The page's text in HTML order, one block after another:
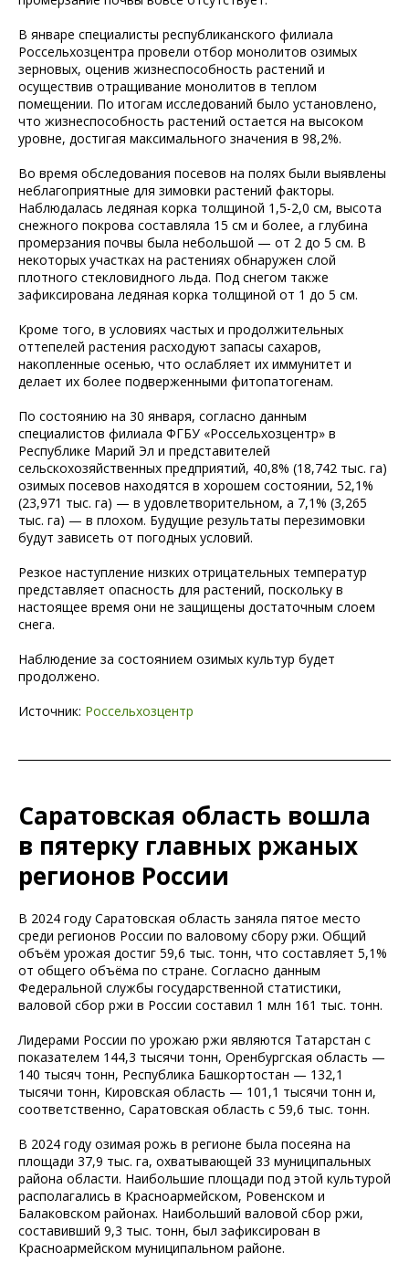
В январе специалисты республиканского филиала
Россельхозцентра провели отбор монолитов озимых
зерновых, оценив жизнеспособность растений и
осуществив отращивание монолитов в теплом
помещении. По итогам исследований было установлено,
что жизнеспособность растений остается на высоком
уровне, достигая максимального значения в 98,2%.
Во время обследования посевов на полях были выявлены
неблагоприятные для зимовки растений факторы.
Наблюдалась ледяная корка толщиной 1,5-2,0 см, высота
снежного покрова составляла 15 см и более, а глубина
промерзания почвы была небольшой — от 2 до 5 см. В
некоторых участках на растениях обнаружен слой
плотного стекловидного льда. Под снегом также
зафиксирована ледяная корка толщиной от 1 до 5 см.
Кроме того, в условиях частых и продолжительных
оттепелей растения расходуют запасы сахаров,
накопленные осенью, что ослабляет их иммунитет и
делает их более подверженными фитопатогенам.
По состоянию на 30 января, согласно данным
специалистов филиала ФГБУ «Россельхозцентр» в
Республике Марий Эл и представителей
сельскохозяйственных предприятий, 40,8% (18,742 тыс. га)
озимых посевов находятся в хорошем состоянии, 52,1%
(23,971 тыс. га) — в удовлетворительном, а 7,1% (3,265
тыс. га) — в плохом. Будущие результаты перезимовки
будут зависеть от погодных условий.
Резкое наступление низких отрицательных температур
представляет опасность для растений, поскольку в
настоящее время они не защищены достаточным слоем
снега.
Наблюдение за состоянием озимых культур будет
продолжено.
Источник: Россельхозцентр
Саратовская область вошла
в пятерку главных ржаных
регионов России
В 2024 году Саратовская область заняла пятое место
среди регионов России по валовому сбору ржи. Общий
объём урожая достиг 59,6 тыс. тонн, что составляет 5,1%
от общего объёма по стране. Согласно данным
Федеральной службы государственной статистики,
валовой сбор ржи в России составил 1 млн 161 тыс. тонн.
Лидерами России по урожаю ржи являются Татарстан с
показателем 144,3 тысячи тонн, Оренбургская область —
140 тысяч тонн, Республика Башкортостан — 132,1
тысячи тонн, Кировская область — 101,1 тысячи тонн и,
соответственно, Саратовская область с 59,6 тыс. тонн.
В 2024 году озимая рожь в регионе была посеяна на
площади 37,9 тыс. га, охватывающей 33 муниципальных
района области. Наибольшие площади под этой культурой
располагались в Красноармейском, Ровенском и
Балаковском районах. Наибольший валовой сбор ржи,
составивший 9,3 тыс. тонн, был зафиксирован в
Красноармейском муниципальном районе.